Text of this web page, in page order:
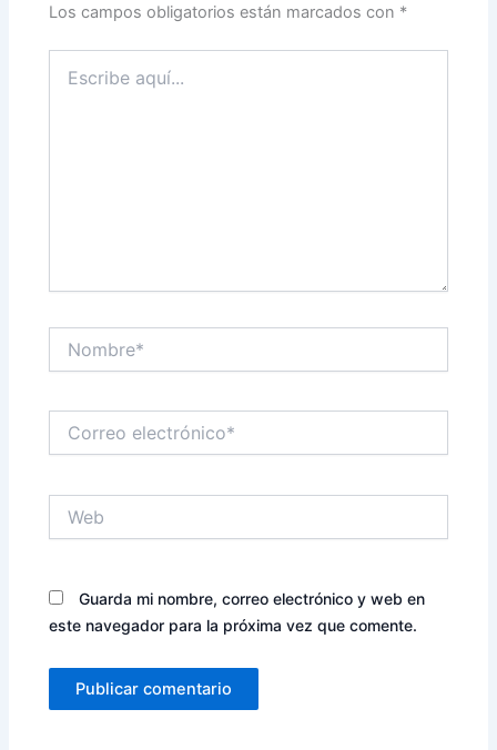
Los campos obligatorios están marcados con *
aquí...
electrónico*
Guarda mi nombre, correo electrónico y web en
este navegador para la próxima vez que comente.